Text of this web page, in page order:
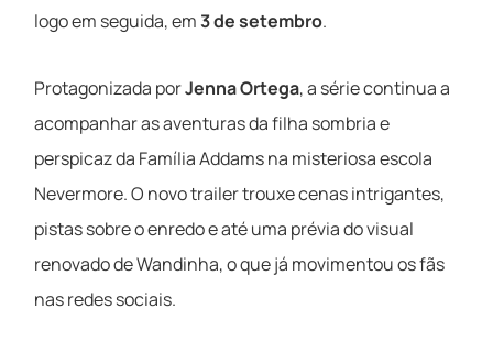
logo em seguida, em3 de setembro.
Protagonizada porJenna Ortega, a série continua a
acompanhar as aventuras da filha sombria e
perspicaz da Família Addams na misteriosa escola
Nevermore. O novo trailer trouxe cenas intrigantes,
pistas sobre o enredo e até uma prévia do visual
renovado de Wandinha, o que já movimentou os fãs
nas redes sociais.